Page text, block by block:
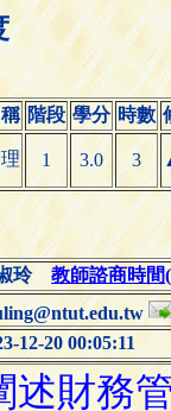
階段 學分 時數
1 3.0 3
玲教師諮商時間
12-20 00:05:11